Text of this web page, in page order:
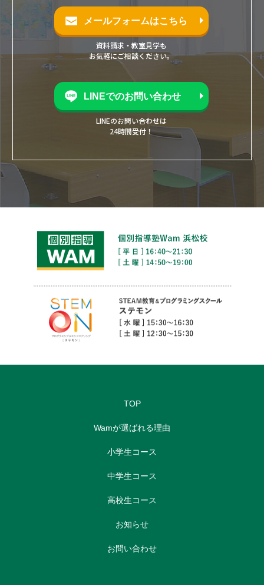
メールフォームはこちら
資料請求・教室見学も
お気軽にご相談ください。
LINEでのお問い合わせ
LINEのお問い合わせは
24時間受付！
TOP
Wamが選ばれる理由
小学生コース
中学生コース
高校生コース
お知らせ
お問い合わせ